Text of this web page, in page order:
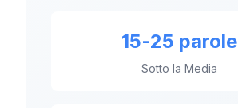
15-25 parole
Sotto la Media